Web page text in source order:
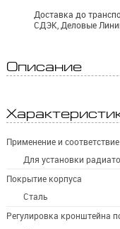
Доставка до
СДЭК, Деловые
Описание
Применение и соответствие
Для установки
Покрытие корпуса
Сталь
Регулировка кронштейна